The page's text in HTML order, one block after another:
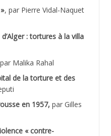
, par Pierre Vidal-Naquet
: tortures à la villa
Malika Rahal
de la torture et des
en 1957, par Gilles
« contre-